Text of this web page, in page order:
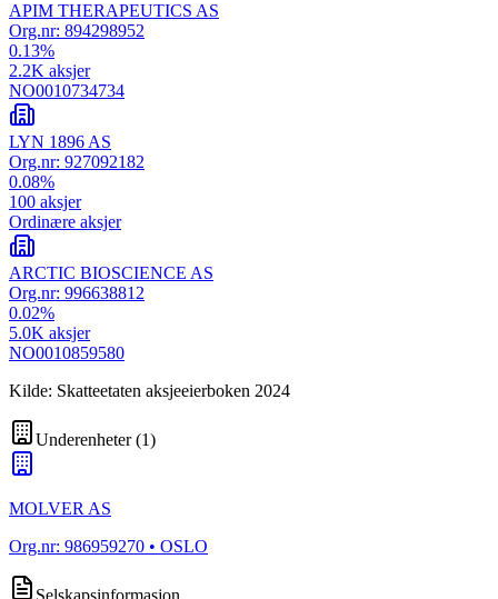
APIM THERAPEUTICS AS
Org.nr: 894298952
0.13%
2.2K aksjer
NO0010734734
LYN 1896 AS
Org.nr: 927092182
0.08%
100 aksjer
Ordinære aksjer
ARCTIC BIOSCIENCE AS
Org.nr: 996638812
0.02%
5.0K aksjer
NO0010859580
Kilde: Skatteetaten aksjeeierboken 2024
Underenheter(1)
MOLVER AS
Org.nr: 986959270 • OSLO